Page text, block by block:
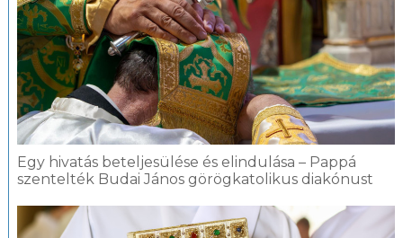
Egy hivatás beteljesülése és elindulása – Pappá
szentelték Budai János görögkatolikus diakónust